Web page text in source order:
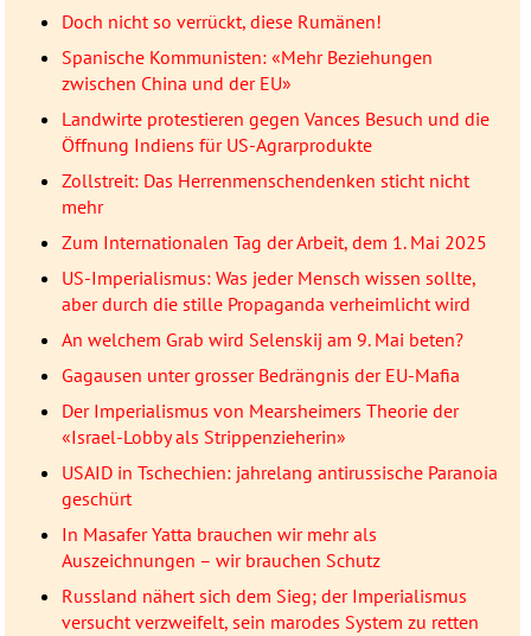
Doch nicht so verrückt, diese Rumänen!
Spanische Kommunisten: «Mehr Beziehungen
zwischen China und der EU»
Landwirte protestieren gegen Vances Besuch und die
Öffnung Indiens für US-Agrarprodukte
Zollstreit: Das Herrenmenschendenken sticht nicht
mehr
Zum Internationalen Tag der Arbeit, dem 1. Mai 2025
US-Imperialismus: Was jeder Mensch wissen sollte,
aber durch die stille Propaganda verheimlicht wird
An welchem Grab wird Selenskij am 9. Mai beten?
Gagausen unter grosser Bedrängnis der EU-Mafia
Der Imperialismus von Mearsheimers Theorie der
«Israel-Lobby als Strippenzieherin»
USAID in Tschechien: jahrelang antirussische Paranoia
geschürt
In Masafer Yatta brauchen wir mehr als
Auszeichnungen – wir brauchen Schutz
Russland nähert sich dem Sieg; der Imperialismus
versucht verzweifelt, sein marodes System zu retten